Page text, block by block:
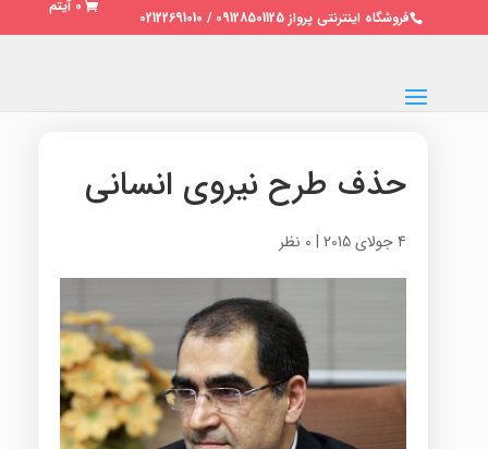
فروشگاه اینترنتی پرواز 09128501125 / 02122691010
0 آیتم
حذف طرح نیروی انسانی
4 جولای 2015 | 0 نظر